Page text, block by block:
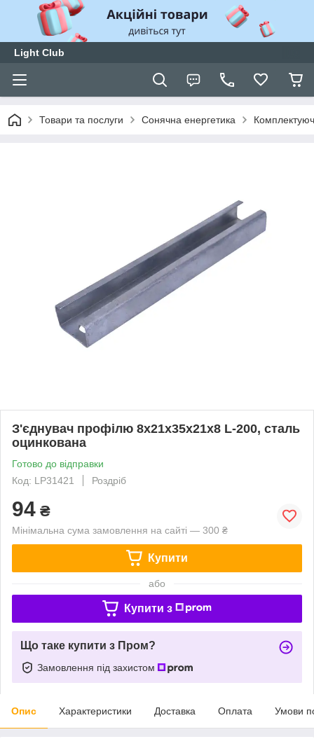
Light Club
Товари та послуги Сонячна енергетика
З'єднувач профілю 8х21х35х21х8 L-200, сталь
оцинкована
Готово до відправки
Код: LP31421
Роздріб
94 ₴
Мінімальна сума замовлення на сайті — 300 ₴
Купити
або
Купити з
Що таке купити з Пром?
Замовлення під захистом
Опис Характеристики Доставка Оплата Умови